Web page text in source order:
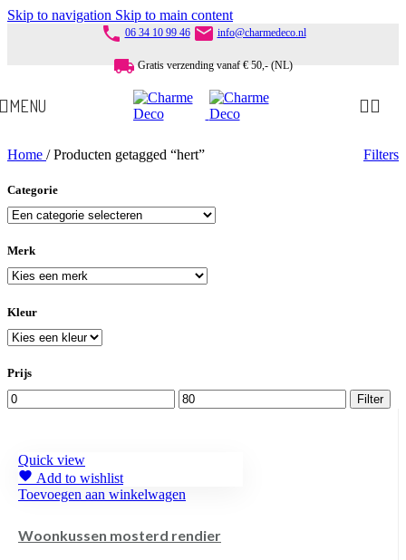
Skip to navigation Skip to main content
phone 06 34 10 99 46 email info@charmedeco.nl
local_shipping Gratis verzending vanaf € 50,- (NL)
MENU
Home / Producten getagged “hert” Filters
Categorie
Merk
Kleur
Prijs
Min.
prijs
Max.
prijs
Filter
Quick view
Add to wishlist
Toevoegen aan winkelwagen
Woonkussen mosterd rendier